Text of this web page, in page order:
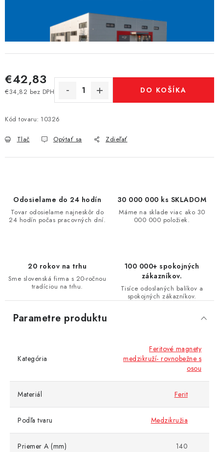
€42,83
€34,82 bez DPH
Jednotková cena:
DO KOŠÍKA
Kód tovaru: 10326
Tlač Opýtať sa Zdieľať
Odosielame do 24 hodín
Tovar odosielame najneskôr do
24 hodín počas pracovných dní.
30 000 000 ks SKLADOM
Máme na sklade viac ako 30
000 000 položiek.
20 rokov na trhu
Sme slovenská firma s 20-ročnou
tradíciou na trhu.
100 000+ spokojných
zákazníkov.
Tisíce odoslaných balíkov a
spokojných zákazníkov.
Parametre produktu
Kategória
Feritové magnety
medzikruží- rovnobežne s
osou
Materiál Ferit
Podľa tvaru Medzikružia
Priemer A (mm) 140